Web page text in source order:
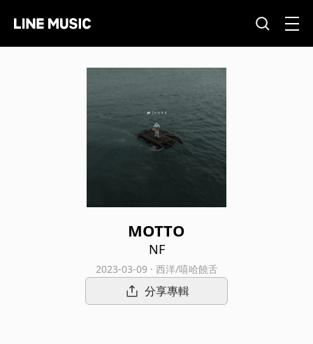
MOTTO
NF
2023-03-09 · 西洋/嘻哈饒舌
分享專輯